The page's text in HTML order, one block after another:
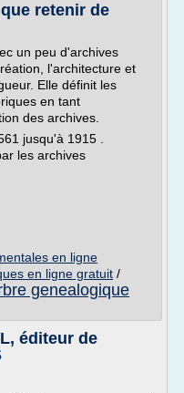
retenir de
un peu d'archives
l'architecture et
Elle définit les
en tant
des archives.
jusqu'à 1915 .
les archives
en ligne
en ligne gratuit /
genealogique
éditeur de